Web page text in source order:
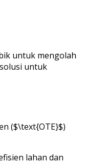
untuk mengolah
untuk
($\text{OTE}$)
lahan dan